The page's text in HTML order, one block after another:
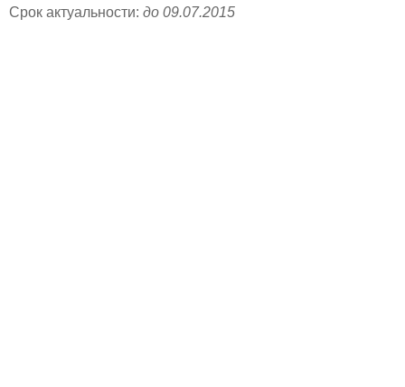
Срок актуальности: до 09.07.2015